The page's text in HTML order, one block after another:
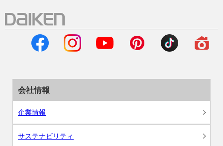
会社情報
企業情報
サステナビリティ